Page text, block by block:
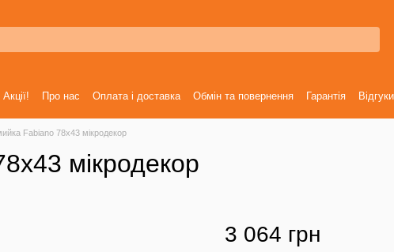
Акції! Про нас Оплата і доставка Обмін та повернення Гарантія Відгуки
Fabiano 78x43 мікродекор
мікродекор
3 064 грн